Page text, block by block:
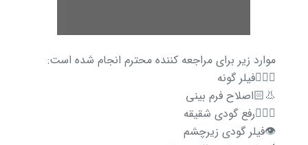
موارد زیر برای مراجعه کننده محترم انجام شده است:
🧏🏻‍♂️فیلر گونه
👃🏻اصلاح فرم بینی
💆🏻‍♂️رفع گودی شقیقه
👁️فیلر گودی زیرچشم